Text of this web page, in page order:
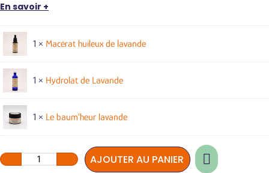
En savoir +
1 × Macérat huileux de lavande
1 × Hydrolat de Lavande
1 × Le baum'heur lavande
quantité
de
AJOUTER AU PANIER